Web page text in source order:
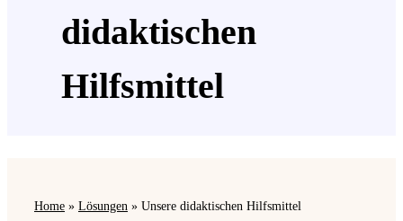
didaktischen
Hilfsmittel
Home» Lösungen» Unsere didaktischen Hilfsmittel